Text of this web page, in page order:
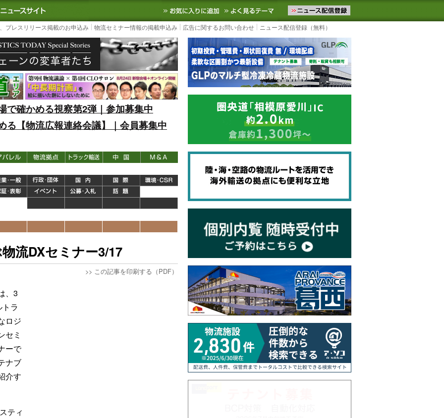
｜国内最大の物流ニュースサイト3PL, SCMなど国内外の最新の物流ニュースをお届けします。物流ニュースメール配信を登録す
お気に入りに追加 よく見るテーマ
プレスリリース掲載のお申込み 物流セミナー情報の掲載申込み 広告に関するお問い合わせ ニュース配信登録（無料）
で確かめる視察第2弾｜参加募集中
る【物流広報連絡会議】｜会員募集中
流DXセミナー3/17
>> この記事を印刷する（PDF）
、3
ラ
ロジ
セミ
ーで
ナブ
介す
ティ